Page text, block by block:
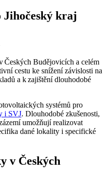
Jihočeský kraj
Českých Budějovicích a celém
cestu ke snížení závislosti na
a k zajištění dlouhodobé
systémů pro
i SVJ. Dlouhodobé zkušenosti,
umožňují realizovat
dané lokality i specifické
v Českých